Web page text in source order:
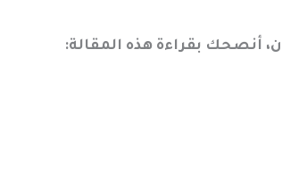
أنصحك بقراءة هذه المقالة: